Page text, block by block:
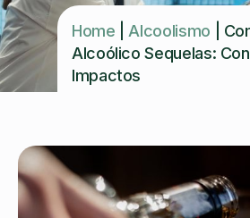
Home |Alcoolismo
Alcoólico Sequelas:
Impactos